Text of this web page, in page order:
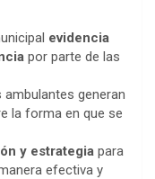
evidencia
por parte de las
generan
la forma en que se
y estrategia para
efectiva y